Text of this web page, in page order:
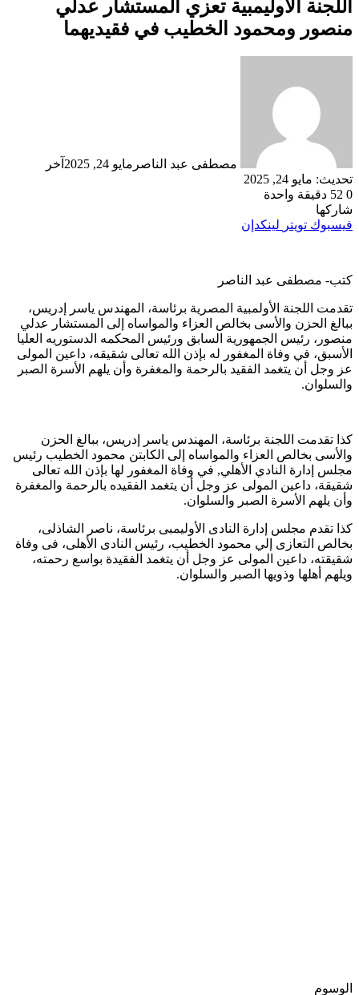
اللجنة الأوليمبية تعزي المستشار عدلي
منصور ومحمود الخطيب في فقيديهما
مصطفى عبد الناصر مايو 24, 2025
آخر
تحديث: مايو 24, 2025
0
دقيقة واحدة
شاركها
فيسبوك تويتر لينكدإن
كتب- مصطفى عبد الناصر
تقدمت اللجنة الأولمبية المصرية برئاسة، المهندس ياسر إدريس،
ببالغ الحزن والأسى بخالص العزاء والمواساه إلى المستشار عدلي
منصور، رئيس الجمهورية السابق ورئيس المحكمه الدستوريه العليا
الأسبق، في وفاة المغفور له بإذن الله تعالى شقيقه، داعين المولى
عز وجل أن يتغمد الفقيد بالرحمة والمغفرة وأن يلهم الأسرة الصبر
والسلوان.
كذا تقدمت اللجنة برئاسة، المهندس ياسر إدريس، ببالغ الحزن
والأسى بخالص العزاء والمواساه إلى الكابتن محمود الخطيب رئيس
مجلس إدارة النادي الأهلي, في وفاة المغفور لها بإذن الله تعالى
شقيقة، داعين المولى عز وجل أن يتغمد الفقيده بالرحمة والمغفرة
وأن يلهم الأسرة الصبر والسلوان.
كذا تقدم مجلس إدارة النادى الأوليمبى برئاسة، ناصر الشاذلى،
بخالص التعازى إلي محمود الخطيب، رئيس النادى الأهلى، فى وفاة
شقيقته، داعين المولى عز وجل أن يتغمد الفقيدة بواسع رحمته،
ويلهم أهلها وذويها الصبر والسلوان.
الوسوم